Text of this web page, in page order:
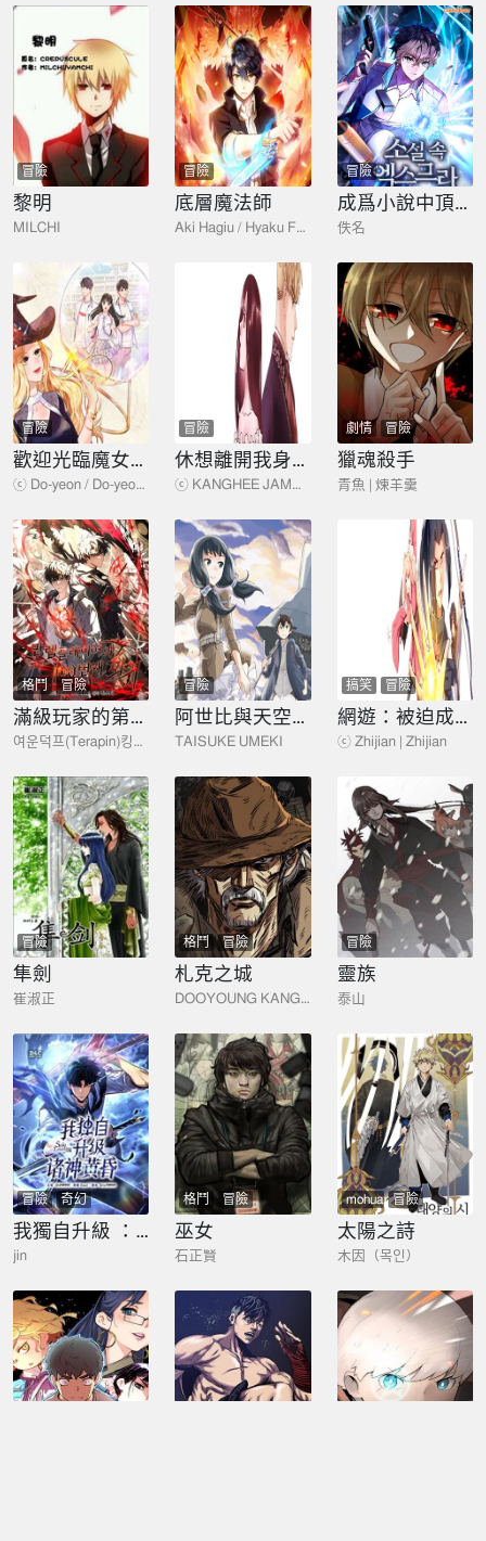
冒險
黎明
MILCHI
冒險
底層魔法師
Aki Hagiu / Hyaku Fujishiro / Aki Hagiu
冒險
成爲小說中頂尖英雄
佚名
冒險
歡迎光臨魔女商店
ⓒ Do-yeon / Do-yeon, BAMBOO NETWORK / CREEK&RIVER ENTERTAINMENT
冒險
休想離開我身邊
ⓒ KANGHEE JAMAE/ BAB | BAB | Ensemble
劇情 冒險
獵魂殺手
青魚 | 煉羊羹
格鬥 冒險
滿級玩家的第100次迴歸
여운덕프(Terapin)킹소다
冒險
阿世比與天空世界的冒險者
TAISUKE UMEKI
搞笑 冒險
網遊：被迫成爲隱藏職業
ⓒ Zhijian | Zhijian
冒險
隼劍
崔淑正
格鬥 冒險
札克之城
DOOYOUNG KANG | HYUNJOO CHOI
冒險
靈族
泰山
冒險 奇幻
我獨自升級 ：諸神黃昏
jin
格鬥 冒險
巫女
石正賢
mohuan冒險
太陽之詩
木因（목인）